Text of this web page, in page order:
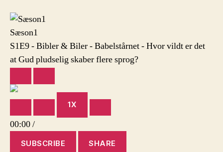
–
Sæson1
S1E9 - Bibler & Biler - Babelstårnet - Hvor vildt er det
at Gud pludselig skaber flere sprog?
EPISODE
SECONDS
1X
30
00:00/
SUBSCRIBE SHARE